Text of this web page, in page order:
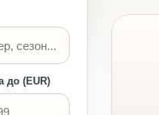
до (EUR)